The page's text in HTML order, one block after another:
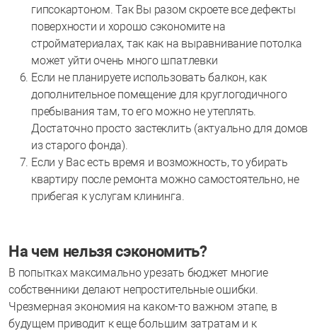
гипсокартоном. Так Вы разом скроете все дефекты
поверхности и хорошо сэкономите на
стройматериалах, так как на выравнивание потолка
может уйти очень много шпатлевки
Если не планируете использовать балкон, как
дополнительное помещение для круглогодичного
пребывания там, то его можно не утеплять.
Достаточно просто застеклить (актуально для домов
из старого фонда).
Если у Вас есть время и возможность, то убирать
квартиру после ремонта можно самостоятельно, не
прибегая к услугам клининга.
На чем нельзя сэкономить?
В попытках максимально урезать бюджет многие
собственники делают непростительные ошибки.
Чрезмерная экономия на каком-то важном этапе, в
будущем приводит к еще большим затратам и к